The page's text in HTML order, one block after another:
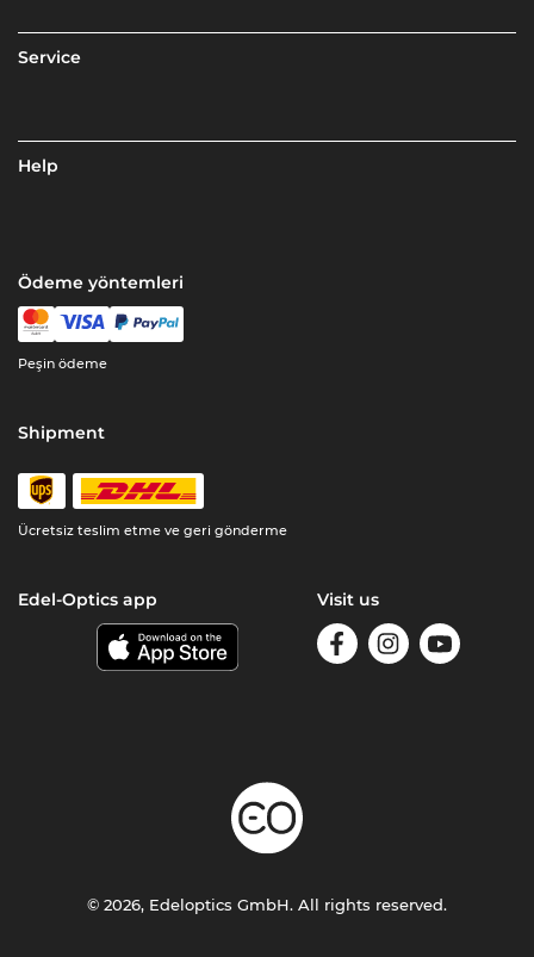
Service
Help
Ödeme yöntemleri
Peşin ödeme
Shipment
Ücretsiz teslim etme ve geri gönderme
Edel-Optics app Visit us
© 2026, Edeloptics GmbH. All rights reserved.